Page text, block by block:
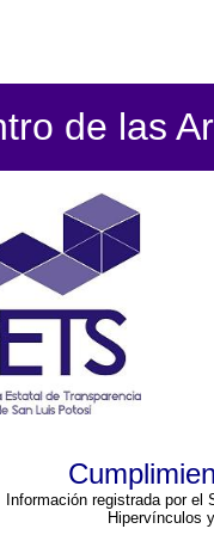
de las
Información registrada por
Hipervínculos